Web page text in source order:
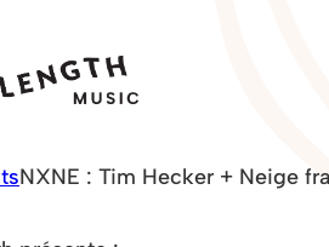
NXNE : Tim Hecker + Neige